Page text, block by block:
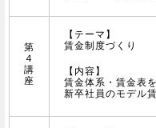
第
４
講
座
【テーマ】
賃金制度づくり
【内容】
賃金体系・賃金表
新卒社員のモデル